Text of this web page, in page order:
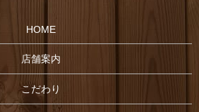
HOME
店舗案内
こだわり